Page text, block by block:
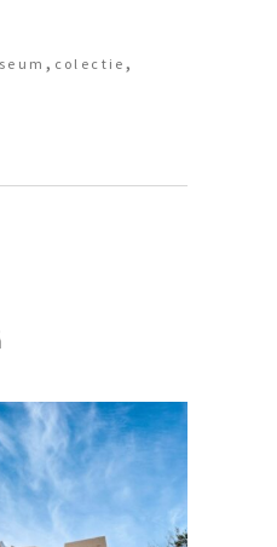
, colectie ,